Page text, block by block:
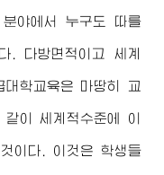
야에서 누구도 따를
. 다방면적이고 세계
대학교육은 마땅히 교
이 세계적수준에 이
이다. 이것은 학생들